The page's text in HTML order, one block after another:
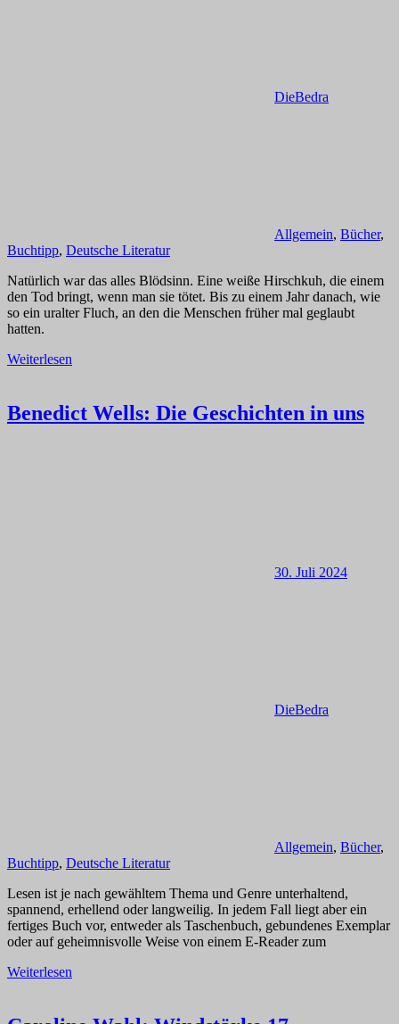
DieBedra
Allgemein, Bücher,
Buchtipp, Deutsche Literatur
Natürlich war das alles Blödsinn. Eine weiße Hirschkuh, die einem
den Tod bringt, wenn man sie tötet. Bis zu einem Jahr danach, wie
so ein uralter Fluch, an den die Menschen früher mal geglaubt
hatten.
Weiterlesen
Benedict Wells: Die Geschichten in uns
30. Juli 2024
DieBedra
Allgemein, Bücher,
Buchtipp, Deutsche Literatur
Lesen ist je nach gewähltem Thema und Genre unterhaltend,
spannend, erhellend oder langweilig. In jedem Fall liegt aber ein
fertiges Buch vor, entweder als Taschenbuch, gebundenes Exemplar
oder auf geheimnisvolle Weise von einem E-Reader zum
Weiterlesen